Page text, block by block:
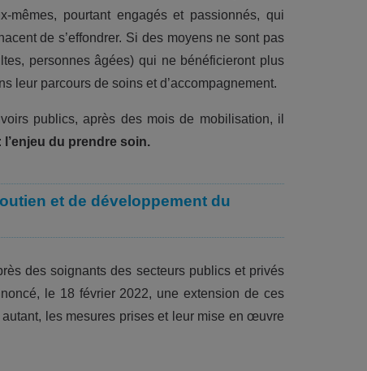
pourtant engagés et passionnés, qui
de s’effondrer. Si des moyens ne sont pas
personnes âgées) qui ne bénéficieront plus
leur parcours de soins et d’accompagnement.
publics, après des mois de mobilisation, il
l’enjeu du prendre soin.
et de développement du
des soignants des secteurs publics et privés
le 18 février 2022, une extension de ces
les mesures prises et leur mise en œuvre